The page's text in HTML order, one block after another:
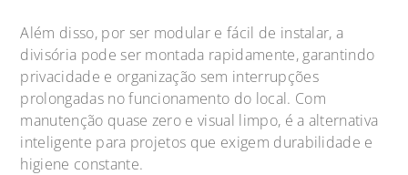
Além disso, por ser modular e fácil de instalar, a
divisória pode ser montada rapidamente, garantindo
privacidade e organização sem interrupções
prolongadas no funcionamento do local. Com
manutenção quase zero e visual limpo, é a alternativa
inteligente para projetos que exigem durabilidade e
higiene constante.